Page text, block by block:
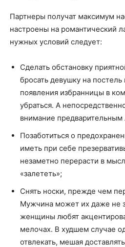
Партнеры получат максимум
настроены на романтический
нужных условий следует:
Сделать обстановку
бросать девушку на постель
появления избранницы в
убраться. А
внимание предварительным
Позаботиться о
иметь при себе
незаметно перерасти в
«залететь»;
Снять носки, прежде чем
Мужчина может их даже не
женщины любят
мелочах. В худшем случае
отвлекать, мешая